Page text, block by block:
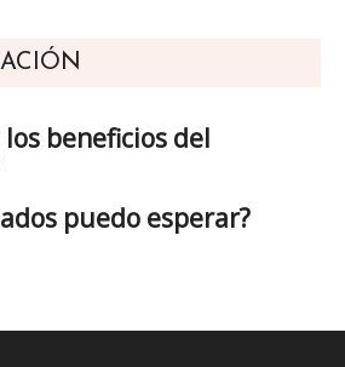
los beneficios del
puedo esperar?